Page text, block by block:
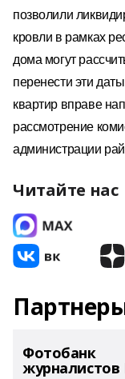
позволили
кровли в рамках
дома могут
перенести эти
квартир вправе
рассмотрение
администрации
Читайте нас
Фотобанк
журналистов